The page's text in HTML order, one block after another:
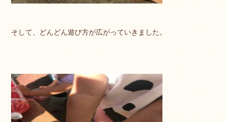
そして、どんどん遊び方が広がっていきました。